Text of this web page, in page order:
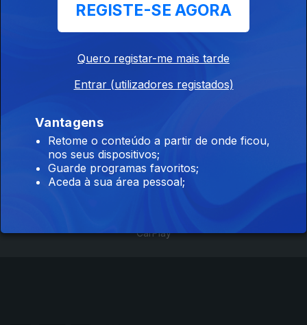
Instale a aplicação RTP Play
CarPlay
REGISTE-SE AGORA
Quero registar-me mais tarde
Entrar (utilizadores registados)
Vantagens
Retome o conteúdo a partir de onde ficou,
nos seus dispositivos;
Guarde programas favoritos;
Aceda à sua área pessoal;